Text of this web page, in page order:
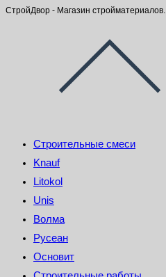
СтройДвор - Магазин стройматериалов.
Строительные смеси
Knauf
Litokol
Unis
Волма
Русеан
Основит